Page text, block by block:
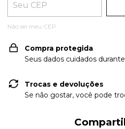
Não sei meu CEP
Compra protegida
Seus dados cuidados
Trocas e devoluções
Se não gostar, você pode